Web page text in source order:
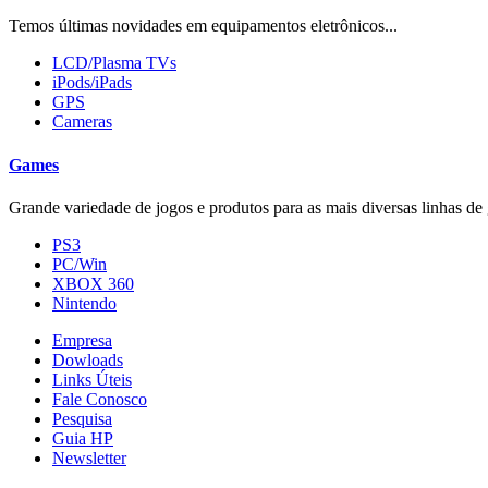
Temos últimas novidades em equipamentos eletrônicos...
LCD/Plasma TVs
iPods/iPads
GPS
Cameras
Games
Grande variedade de jogos e produtos para as mais diversas linhas de
PS3
PC/Win
XBOX 360
Nintendo
Empresa
Dowloads
Links Úteis
Fale Conosco
Pesquisa
Guia HP
Newsletter